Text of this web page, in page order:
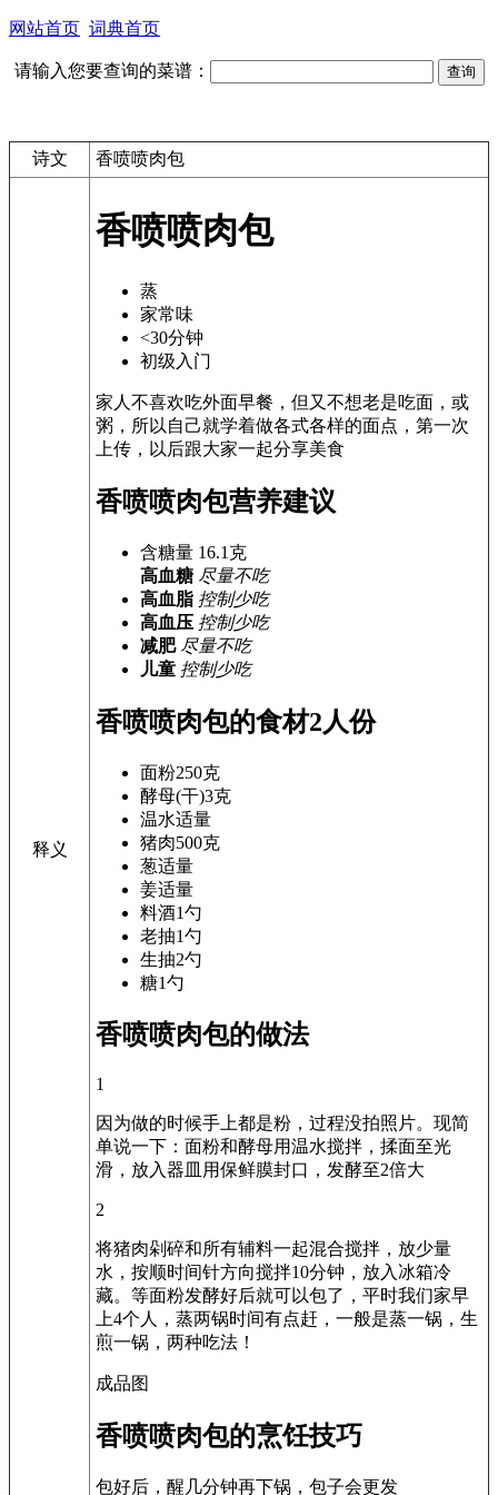
网站首页 词典首页
请输入您要查询的菜谱：
诗文 香喷喷肉包
释义
香喷喷肉包
蒸
家常味
<30分钟
初级入门
家人不喜欢吃外面早餐，但又不想老是吃面，或
粥，所以自己就学着做各式各样的面点，第一次
上传，以后跟大家一起分享美食
香喷喷肉包营养建议
含糖量 16.1 克
高血糖 尽量不吃
高血脂 控制少吃
高血压 控制少吃
减肥 尽量不吃
儿童 控制少吃
香喷喷肉包的食材2人份
面粉250克
酵母(干)3克
温水适量
猪肉500克
葱适量
姜适量
料酒1勺
老抽1勺
生抽2勺
糖1勺
香喷喷肉包的做法
1
因为做的时候手上都是粉，过程没拍照片。现简
单说一下：面粉和酵母用温水搅拌，揉面至光
滑，放入器皿用保鲜膜封口，发酵至2倍大
2
将猪肉剁碎和所有辅料一起混合搅拌，放少量
水，按顺时间针方向搅拌10分钟，放入冰箱冷
藏。等面粉发酵好后就可以包了，平时我们家早
上4个人，蒸两锅时间有点赶，一般是蒸一锅，生
煎一锅，两种吃法！
成品图
香喷喷肉包的烹饪技巧
包好后，醒几分钟再下锅，包子会更发